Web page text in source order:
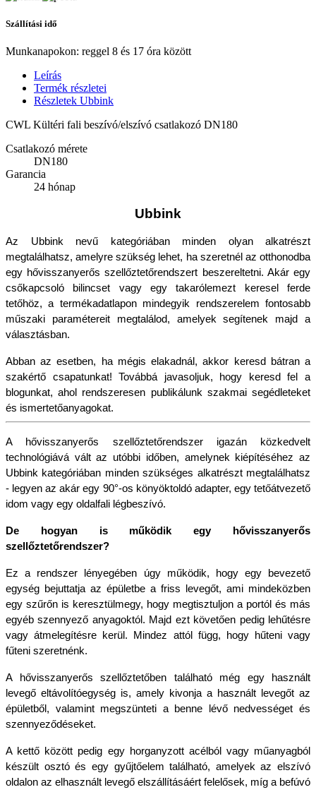
Szállítási idő
Munkanapokon: reggel 8 és 17 óra között
Leírás
Termék részletei
Részletek Ubbink
CWL Kültéri fali beszívó/elszívó csatlakozó DN180
Csatlakozó mérete
DN180
Garancia
24 hónap
Ubbink
Az Ubbink nevű kategóriában minden olyan alkatrészt
megtalálhatsz, amelyre szükség lehet, ha szeretnél az otthonodba
egy hővisszanyerős szellőztetőrendszert beszereltetni. Akár egy
csőkapcsoló bilincset vagy egy takarólemezt keresel ferde
tetőhöz, a termékadatlapon mindegyik rendszerelem fontosabb
műszaki paramétereit megtalálod, amelyek segítenek majd a
választásban.
Abban az esetben, ha mégis elakadnál, akkor keresd bátran a
szakértő csapatunkat! Továbbá javasoljuk, hogy keresd fel a
blogunkat, ahol rendszeresen publikálunk szakmai segédleteket
és ismertetőanyagokat.
A hővisszanyerős szellőztetőrendszer igazán közkedvelt
technológiává vált az utóbbi időben, amelynek kiépítéséhez az
Ubbink kategóriában minden szükséges alkatrészt megtalálhatsz
- legyen az akár egy 90°-os könyöktoldó adapter, egy tetőátvezető
idom vagy egy oldalfali légbeszívó.
De hogyan is működik egy hővisszanyerős
szellőztetőrendszer?
Ez a rendszer lényegében úgy működik, hogy egy bevezető
egység bejuttatja az épületbe a friss levegőt, ami mindeközben
egy szűrőn is keresztülmegy, hogy megtisztuljon a portól és más
egyéb szennyező anyagoktól. Majd ezt követően pedig lehűtésre
vagy átmelegítésre kerül. Mindez attól függ, hogy hűteni vagy
fűteni szeretnénk.
A hővisszanyerős szellőztetőben található még egy használt
levegő eltávolítóegység is, amely kivonja a használt levegőt az
épületből, valamint megszünteti a benne lévő nedvességet és
szennyeződéseket.
A kettő között pedig egy horganyzott acélból vagy műanyagból
készült osztó és egy gyűjtőelem található, amelyek az elszívó
oldalon az elhasznált levegő elszállításáért felelősek, míg a befúvó